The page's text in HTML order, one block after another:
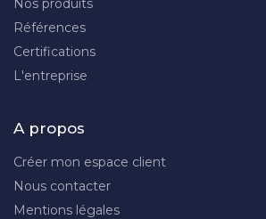
Nos produits
Références
Certifications
L'entreprise
A propos
Créer mon espace client
Nous contacter
Mentions légales